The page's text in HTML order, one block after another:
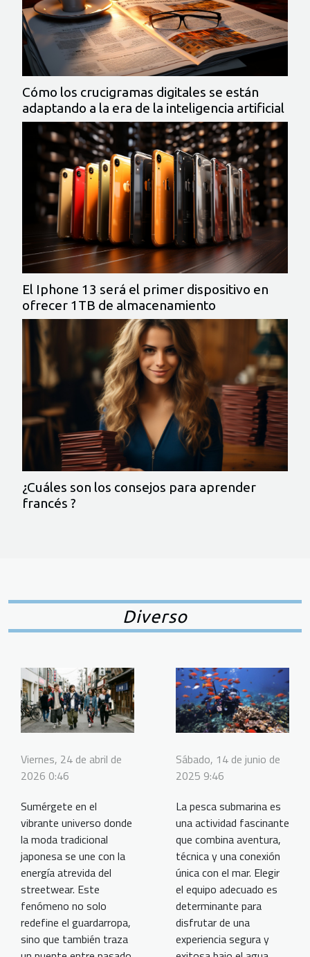
Cómo los crucigramas digitales se están
adaptando a la era de la inteligencia artificial
El Iphone 13 será el primer dispositivo en
ofrecer 1TB de almacenamiento
¿Cuáles son los consejos para aprender
francés ?
Diverso
Viernes, 24 de abril de
2026 0:46
Sumérgete en el
vibrante universo donde
la moda tradicional
japonesa se une con la
energía atrevida del
streetwear. Este
fenómeno no solo
redefine el guardarropa,
sino que también traza
Sábado, 14 de junio de
2025 9:46
La pesca submarina es
una actividad fascinante
que combina aventura,
técnica y una conexión
única con el mar. Elegir
el equipo adecuado es
determinante para
disfrutar de una
experiencia segura y